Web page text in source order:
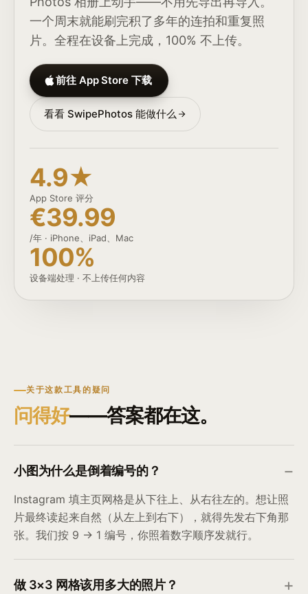
一个周末就能刷完积了多年的连拍和重复照
片。全程在设备上完成，100% 不上传。
前往 App Store 下载
看看 SwipePhotos 能做什么
4.9★
App Store 评分
€39.99
/年 · iPhone、iPad、Mac
100%
设备端处理 · 不上传任何内容
关于这款工具的疑问
问得好——答案都在这。
小图为什么是倒着编号的？
Instagram 填主页网格是从下往上、从右往左的。想让照
片最终读起来自然（从左上到右下），就得先发右下角那
张。我们按 9 → 1 编号，你照着数字顺序发就行。
做 3×3 网格该用多大的照片？